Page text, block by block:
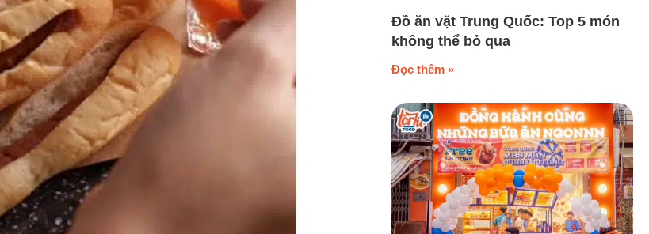
Đồ ăn vặt Trung Quốc: Top 5 món
không thể bỏ qua
Đọc thêm »